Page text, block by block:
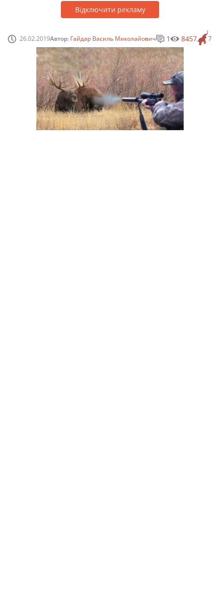
Відключити рекламу
26.02.2019Автор: Гайдар Василь Миколайович 7
1 8457